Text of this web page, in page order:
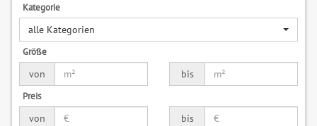
Kategorie
alle Kategorien
Größe
von
bis
Preis
von
bis